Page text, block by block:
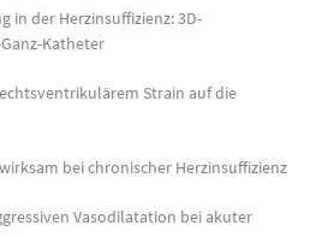
in der Herzinsuffizienz: 3D-
Katheter
Strain auf die
wirksam bei chronischer Herzinsuffizienz
Vasodilatation bei akuter